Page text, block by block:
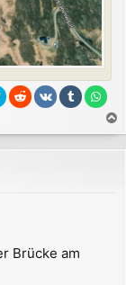
a
c
Brücke am